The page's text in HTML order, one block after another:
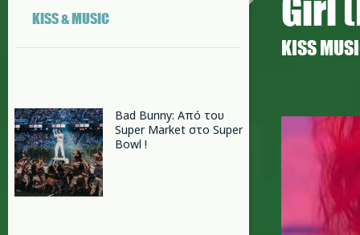
KISS & MUSIC
Bad Bunny: Από του
Super Market στο Super
Bowl !
Girl
ΚISS